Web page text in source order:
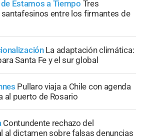
Estamos a Tiempo Tres
entre los firmantes de
La adaptación climática:
Santa Fe y el sur global
Pullaro viaja a Chile con agenda
al puerto de Rosario
Contundente rechazo del
al dictamen sobre falsas denuncias